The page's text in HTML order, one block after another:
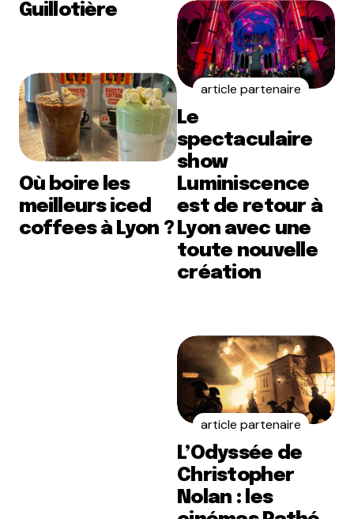
Guillotière
Où boire les
meilleurs iced
coffees à Lyon ?
article partenaire
Le
spectaculaire
show
Luminiscence
est de retour à
Lyon avec une
toute nouvelle
création
article partenaire
L’Odyssée de
Christopher
Nolan : les